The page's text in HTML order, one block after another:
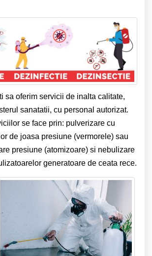
sa oferim servicii de inalta calitate,
sanatatii, cu personal autorizat.
se face prin: pulverizare cu
de joasa presiune (vermorele) sau
presiune (atomizoare) si nebulizare
generatoare de ceata rece.